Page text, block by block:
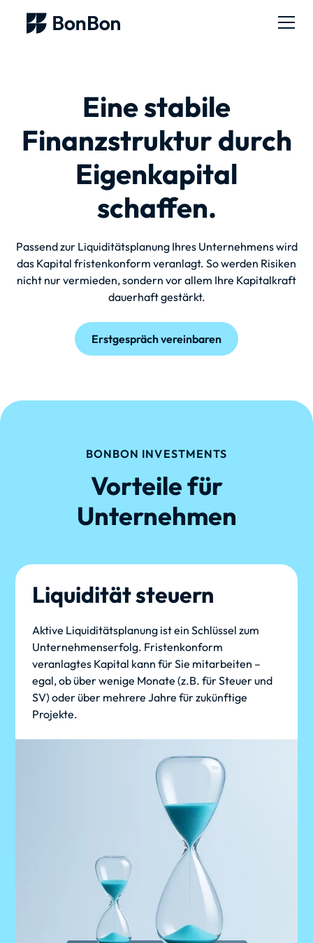
Eine stabile
Finanzstruktur durch
Eigenkapital
schaffen.
Passend zur Liquiditätsplanung Ihres Unternehmens wird
das Kapital fristenkonform veranlagt. So werden Risiken
nicht nur vermieden, sondern vor allem Ihre Kapitalkraft
dauerhaft gestärkt.
Erstgespräch vereinbaren
BONBON INVESTMENTS
Vorteile für
Unternehmen
Liquidität steuern
Aktive Liquiditätsplanung ist ein Schlüssel zum
Unternehmenserfolg. Fristenkonform
veranlagtes Kapital kann für Sie mitarbeiten –
egal, ob über wenige Monate (z.B. für Steuer und
SV) oder über mehrere Jahre für zukünftige
Projekte.